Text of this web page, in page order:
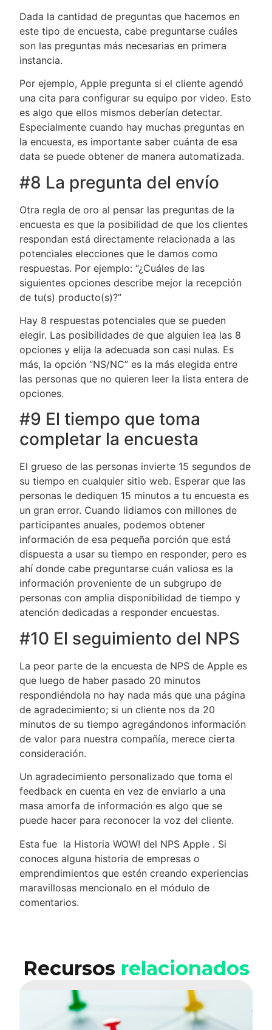
Dada la cantidad de preguntas que hacemos en
este tipo de encuesta, cabe preguntarse cuáles
son las preguntas más necesarias en primera
instancia.
Por ejemplo, Apple pregunta si el cliente agendó
una cita para configurar su equipo por video. Esto
es algo que ellos mismos deberían detectar.
Especialmente cuando hay muchas preguntas en
la encuesta, es importante saber cuánta de esa
data se puede obtener de manera automatizada.
#8 La pregunta del envío
Otra regla de oro al pensar las preguntas de la
encuesta es que la posibilidad de que los clientes
respondan está directamente relacionada a las
potenciales elecciones que le damos como
respuestas. Por ejemplo: “¿Cuáles de las
siguientes opciones describe mejor la recepción
de tu(s) producto(s)?”
Hay 8 respuestas potenciales que se pueden
elegir. Las posibilidades de que alguien lea las 8
opciones y elija la adecuada son casi nulas. Es
más, la opción “NS/NC” es la más elegida entre
las personas que no quieren leer la lista entera de
opciones.
#9 El tiempo que toma
completar la encuesta
El grueso de las personas invierte 15 segundos de
su tiempo en cualquier sitio web. Esperar que las
personas le dediquen 15 minutos a tu encuesta es
un gran error. Cuando lidiamos con millones de
participantes anuales, podemos obtener
información de esa pequeña porción que está
dispuesta a usar su tiempo en responder, pero es
ahí donde cabe preguntarse cuán valiosa es la
información proveniente de un subgrupo de
personas con amplia disponibilidad de tiempo y
atención dedicadas a responder encuestas.
#10 El seguimiento del NPS
La peor parte de la encuesta de NPS de Apple es
que luego de haber pasado 20 minutos
respondiéndola no hay nada más que una página
de agradecimiento; si un cliente nos da 20
minutos de su tiempo agregándonos información
de valor para nuestra compañía, merece cierta
consideración.
Un agradecimiento personalizado que toma el
feedback en cuenta en vez de enviarlo a una
masa amorfa de información es algo que se
puede hacer para reconocer la voz del cliente.
Esta fue la Historia WOW! del NPS Apple . Si
conoces alguna historia de empresas o
emprendimientos que estén creando experiencias
maravillosas mencionalo en el módulo de
comentarios.
Recursos relacionados